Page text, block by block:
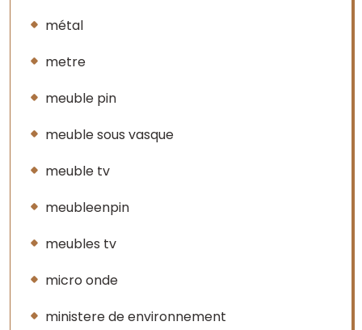
métal
metre
meuble pin
meuble sous vasque
meuble tv
meubleenpin
meubles tv
micro onde
ministere de environnement